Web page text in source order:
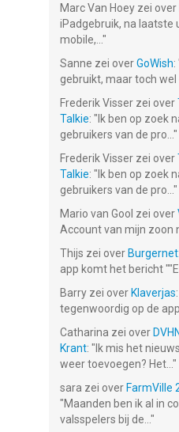
Marc Van Hoey zei over
iPadgebruik, na laatste
mobile,... "
Sanne zei overGoWish:
gebruikt, maar toch wel
Frederik Visser zei over
Talkie: " Ik ben op zoek
gebruikers van de pro... "
Frederik Visser zei over
Talkie: " Ik ben op zoek
gebruikers van de pro... "
Mario van Gool zei over
Account van mijn zoon
Thijs zei over Burgernet
app komt het bericht ""Er
Barry zei over Klaverjas
tegenwoordig op de app
Catharina zei over
Krant: " Ik mis het
weer toevoegen? Het... "
sara zei over FarmVille
"Maanden ben ik al in
valsspelers bij de... "